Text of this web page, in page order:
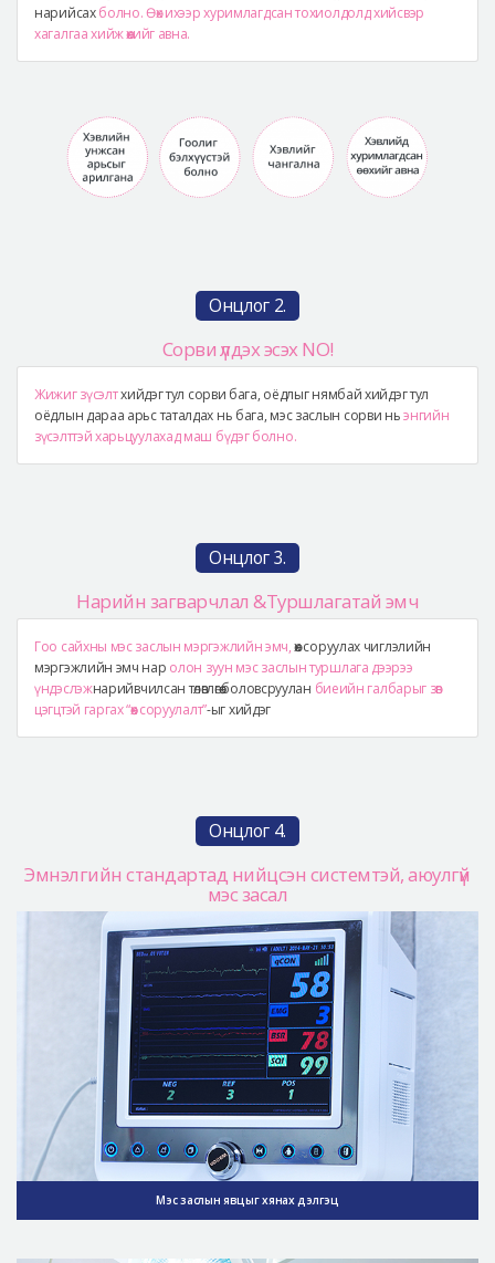
нарийсахболно. Өөх ихээр хуримлагдсан тохиолдолд хийсвэр
хагалгаа хийж өөхийг авна.
Онцлог 2.
Сорви үлдэх эсэх NO!
Жижиг зүсэлтхийдэг тул сорви бага, оёдлыг нямбай хийдэг тул
оёдлын дараа арьс таталдах нь бага, мэс заслын сорви ньэнгийн
зүсэлттэй харьцуулахад маш бүдэг болно.
Онцлог 3.
Нарийн загварчлал &Туршлагатай эмч
Гоо сайхны мэс заслын мэргэжлийн эмч,өөх соруулах чиглэлийн
мэргэжлийн эмч нар олон зуун мэс заслын туршлага дээрээ
үндэслэжнарийвчилсан төлөвлөгөө боловсруулан биеийн галбарыг зөв
цэгцтэй гаргах “өөх соруулалт”-ыг хийдэг
Онцлог 4.
Эмнэлгийн стандартад нийцсэн системтэй, аюулгүй
мэс засал
Мэс заслын явцыг хянах дэлгэц